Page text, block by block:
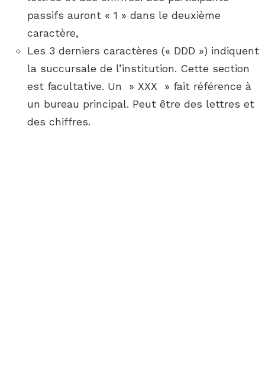
passifs auront « 1 » dans le deuxième
caractère,
Les 3 derniers caractères (« DDD ») indiquent
la succursale de l’institution. Cette section
est facultative. Un » XXX » fait référence à
un bureau principal. Peut être des lettres et
des chiffres.